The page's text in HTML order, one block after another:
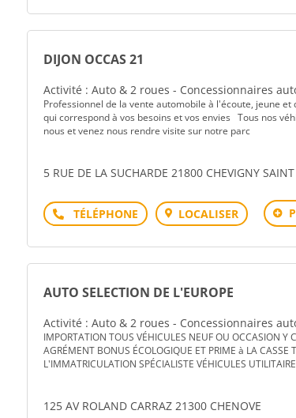
DIJON OCCAS 21
Activité : Auto & 2 roues - Concessionnaires
Professionnel de la vente automobile à l'écoute, jeune
qui correspond à vos besoins et vos envies Tous nos
nous et venez nous rendre visite sur notre parc
5 RUE DE LA SUCHARDE 21800 CHEVIGNY SAINT
Téléphone LOCALISER
AUTO SELECTION DE L'EUROPE
Activité : Auto & 2 roues - Concessionnaires
IMPORTATION TOUS VÉHICULES NEUF OU OCCASION Y
AGRÉMENT BONUS ÉCOLOGIQUE ET PRIME à LA
L'IMMATRICULATION SPÉCIALISTE VÉHICULES
125 AV ROLAND CARRAZ 21300 CHENOVE